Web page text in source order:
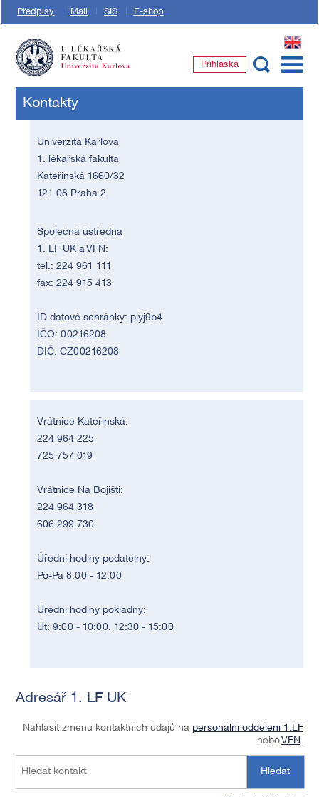
Předpisy Mail SIS E-shop
EN
Přihláška
Kontakty
Univerzita Karlova
1. lékařská fakulta
Kateřinská 1660/32
121 08 Praha 2
Společná ústředna
1. LF UK a VFN:
tel.: 224 961 111
fax: 224 915 413
ID datové schránky: piyj9b4
IČO: 00216208
DIČ: CZ00216208
Vrátnice Kateřinská:
224 964 225
725 757 019
Vrátnice Na Bojišti:
224 964 318
606 299 730
Úřední hodiny podatelny:
Po-Pá 8:00 - 12:00
Úřední hodiny pokladny:
Út: 9:00 - 10:00, 12:30 - 15:00
Adresář 1. LF UK
Nahlásit změnu kontaktních údajů na personální oddělení 1.LF
neboVFN .
Hledat